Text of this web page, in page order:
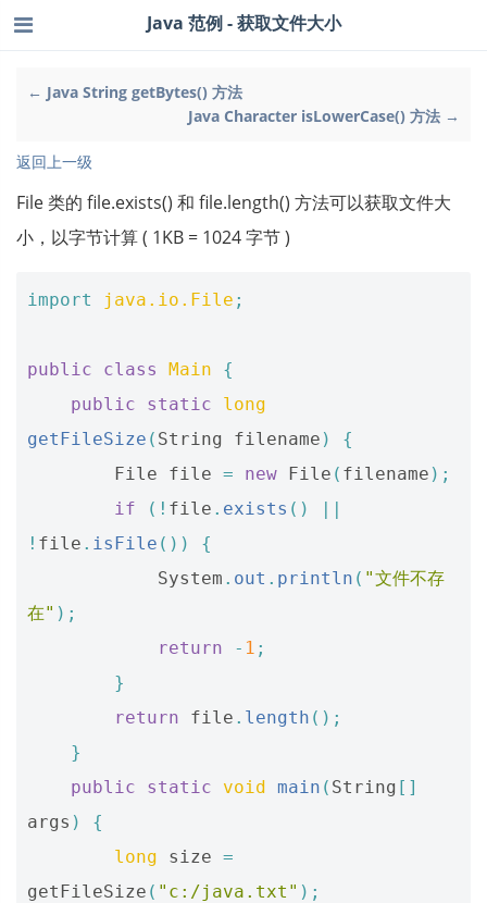
← Java String getBytes() 方法
Java Character isLowerCase() 方法 →
Java 范例 - 获取文件大小
返回上一级
File 类的 file.exists() 和 file.length() 方法可以获取文件大
小，以字节计算 ( 1KB = 1024 字节 )
import java.io.File ;
public class Main
{
public
static
long
getFileSize ( String filename )
{
File
file = new File ( filename );
if
(! file . exists ()
||
! file . isFile ())
{
System . out . println ( "文件不存
在" );
return
- 1 ;
}
return
file . length ();
}
public
static void main ( String []
args )
{
long
size =
getFileSize ( "c:/java.txt" );